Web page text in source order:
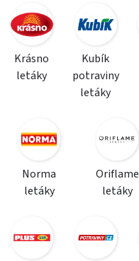
Krásno
letáky
Kubík
potraviny
letáky
Norma
letáky
Oriflame
letáky